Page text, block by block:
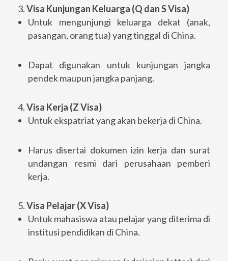
3.Visa Kunjungan Keluarga (Q dan S Visa)
Untuk mengunjungi keluarga dekat (anak,
pasangan, orang tua) yang tinggal di China.
Dapat digunakan untuk kunjungan jangka
pendek maupun jangka panjang.
4.Visa Kerja (Z Visa)
Untuk ekspatriat yang akan bekerja di China.
Harus disertai dokumen izin kerja dan surat
undangan resmi dari perusahaan pemberi
kerja.
5.Visa Pelajar (X Visa)
Untuk mahasiswa atau pelajar yang diterima di
institusi pendidikan di China.